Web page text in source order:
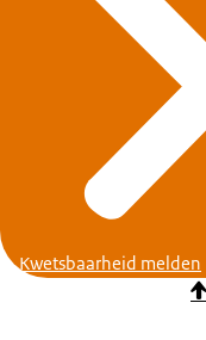
Kwetsbaarheid melden